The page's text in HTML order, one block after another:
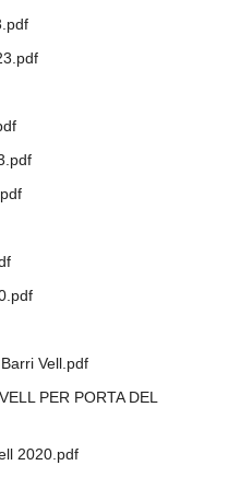
Vell.pdf
PER PORTA DEL
2020.pdf